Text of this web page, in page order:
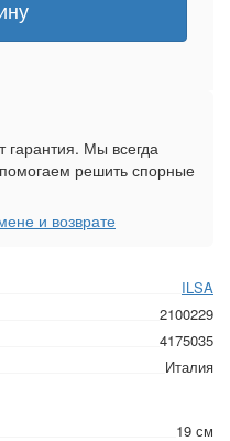
ILSA
2100229
4175035
Италия
19 см
гарантия. Мы всегда
решить спорные
и возврате